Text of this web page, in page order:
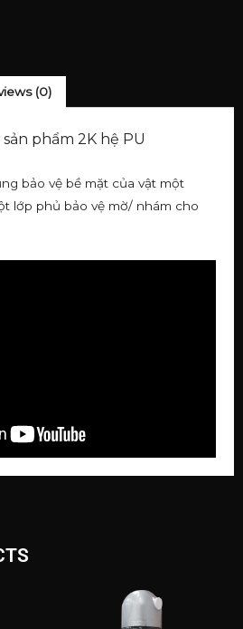
(0)
phẩm 2K hệ PU
bảo vệ bề mặt của vật một
lớp phủ bảo vệ mờ/ nhám cho